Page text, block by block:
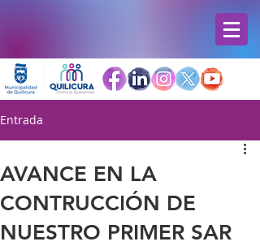
Entrada
AVANCE EN LA
CONTRUCCIÓN DE
NUESTRO PRIMER SAR